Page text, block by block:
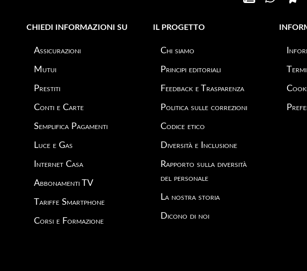
CHIEDI INFORMAZIONI SU
Assicurazioni
Mutui
Prestiti
Conti e Carte
Semplifica Pagamenti
Luce e Gas
Internet Casa
Abbonamenti TV
Tariffe Smartphone
Corsi e Formazione
IL PROGETTO
Chi siamo
Principi editoriali
Feedback e Trasparenza
Politica sulle correzioni
Codice etico
Diversità e Inclusione
Rapporto sulla diversità
del personale
La nostra storia
Dicono di noi